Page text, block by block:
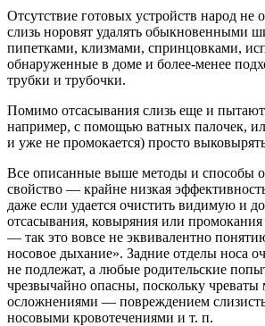
Отсутствие готовых уст­ройств народ не
слизь норовят удалять обыкновенными
пипетками, клизмами, спринцовками,
обнаруженные в доме и более-менее
трубки и трубочки.
Помимо отсасывания слизь еще и
например, с помощью ватных палочек,
и уже не промокается) просто
Все описанные выше методы и способы
свойство — крайне низкая
даже если удается очистить видимую и
отсасывания, ковыряния или промокания
— так это вовсе не эквивалентно
носовое дыхание». Задние отделы носа
не подлежат, а любые родительские
чрезвычайно опасны, поскольку
осложнениями — повреждением
носовыми кровотечениями и т. п.